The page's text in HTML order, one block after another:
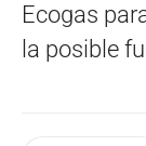
Ecogas
la posible